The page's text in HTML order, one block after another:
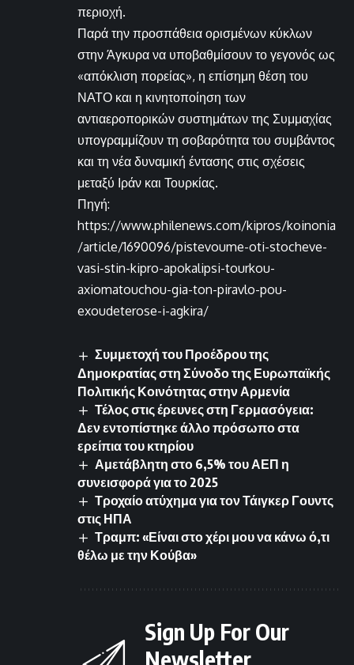
περιοχή.
Παρά την προσπάθεια ορισμένων κύκλων
στην Άγκυρα να υποβαθμίσουν το γεγονός ως
«απόκλιση πορείας», η επίσημη θέση του
ΝΑΤΟ και η κινητοποίηση των
αντιαεροπορικών συστημάτων της Συμμαχίας
υπογραμμίζουν τη σοβαρότητα του συμβάντος
και τη νέα δυναμική έντασης στις σχέσεις
μεταξύ Ιράν και Τουρκίας.
Πηγή:
https://www.philenews.com/kipros/koinonia
/article/1690096/pistevoume-oti-stocheve-
vasi-stin-kipro-apokalipsi-tourkou-
axiomatouchou-gia-ton-piravlo-pou-
exoudeterose-i-agkira/
Συμμετοχή του Προέδρου της
Δημοκρατίας στη Σύνοδο της Ευρωπαϊκής
Πολιτικής Κοινότητας στην Αρμενία
Τέλος στις έρευνες στη Γερμασόγεια:
Δεν εντοπίστηκε άλλο πρόσωπο στα
ερείπια του κτηρίου
Αμετάβλητη στο 6,5% του ΑΕΠ η
συνεισφορά για το 2025
Τροχαίο ατύχημα για τον Τάιγκερ Γουντς
στις ΗΠΑ
Τραμπ: «Είναι στο χέρι μου να κάνω ό,τι
θέλω με την Κούβα»
Sign Up For Our
Newsletter